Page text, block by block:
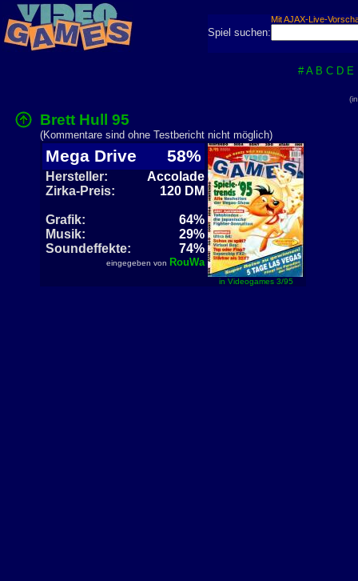
Mit AJAX-Live-
Spiel suchen:
# A B C D E
Brett Hull 95
(Kommentare sind ohne Testbericht nicht möglich)
Mega Drive 58%
Hersteller:
Accolade
Zirka-Preis:
120 DM
Grafik:
64%
Musik:
29%
Soundeffekte:
74%
eingegeben von RouWa
in Videogames 3/95